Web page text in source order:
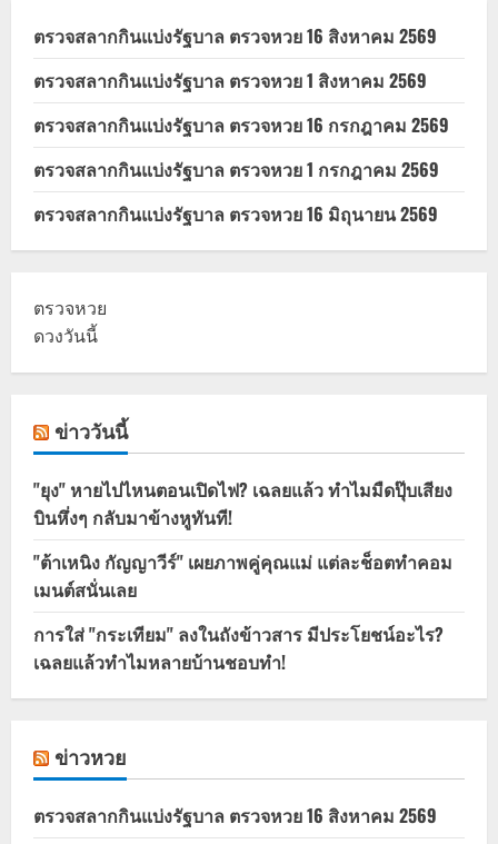
ตรวจสลากกินแบ่งรัฐบาล ตรวจหวย 16 สิงหาคม 2569
ตรวจสลากกินแบ่งรัฐบาล ตรวจหวย 1 สิงหาคม 2569
ตรวจสลากกินแบ่งรัฐบาล ตรวจหวย 16 กรกฎาคม 2569
ตรวจสลากกินแบ่งรัฐบาล ตรวจหวย 1 กรกฎาคม 2569
ตรวจสลากกินแบ่งรัฐบาล ตรวจหวย 16 มิถุนายน 2569
ตรวจหวย
ดวงวันนี้
ข่าววันนี้
"ยุง" หายไปไหนตอนเปิดไฟ? เฉลยแล้ว ทำไมมืดปุ๊บเสียง
บินหึ่งๆ กลับมาข้างหูทันที!
"ต้าเหนิง กัญญาวีร์" เผยภาพคู่คุณแม่ แต่ละช็อตทำคอม
เมนต์สนั่นเลย
การใส่ "กระเทียม" ลงในถังข้าวสาร มีประโยชน์อะไร?
เฉลยแล้วทำไมหลายบ้านชอบทำ!
ข่าวหวย
ตรวจสลากกินแบ่งรัฐบาล ตรวจหวย 16 สิงหาคม 2569